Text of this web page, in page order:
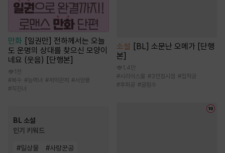
만화 [일권만] 전하께서는 오늘
도 운명의 상대를 찾으신 모양이
네요 (웃음) [단행본]
1천
#복수 #능력녀 # 계약관계 #서양풍
#직진녀
BL 소설
인기 키워드
#일상물 #사랑꾼공
소설 [BL] 소문난 오메가 [단행
본]
1.4만
#시리어스물 #3인칭시점 #집착공
#후회공 #굴림수